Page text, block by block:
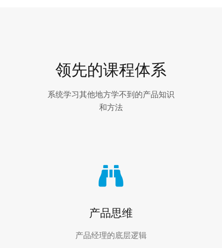
领先的课程体系
系统学习其他地方学不到的产品知识
和方法
产品思维
产品经理的底层逻辑